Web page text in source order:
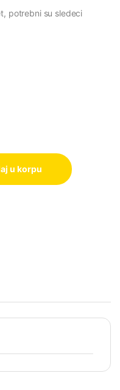
potrebni su sledeci
u korpu